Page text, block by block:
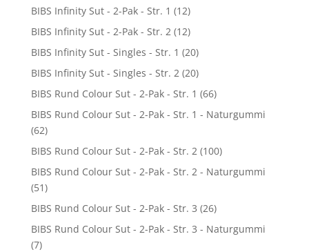
BIBS Infinity Sut - 2-Pak - Str. 1 (12)
BIBS Infinity Sut - 2-Pak - Str. 2 (12)
BIBS Infinity Sut - Singles - Str. 1 (20)
BIBS Infinity Sut - Singles - Str. 2 (20)
BIBS Rund Colour Sut - 2-Pak - Str. 1 (66)
BIBS Rund Colour Sut - 2-Pak - Str. 1 - Naturgummi
(62)
BIBS Rund Colour Sut - 2-Pak - Str. 2 (100)
BIBS Rund Colour Sut - 2-Pak - Str. 2 - Naturgummi
(51)
BIBS Rund Colour Sut - 2-Pak - Str. 3 (26)
BIBS Rund Colour Sut - 2-Pak - Str. 3 - Naturgummi
(7)